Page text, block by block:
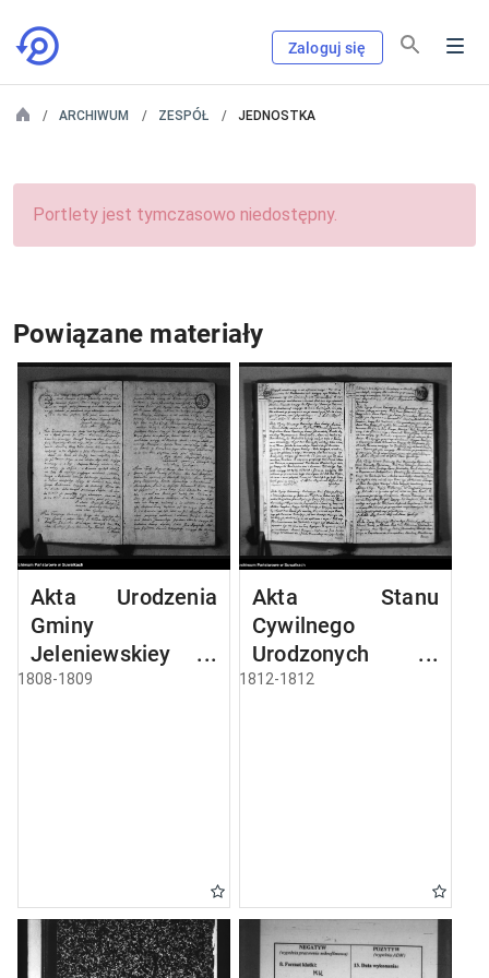
Zaloguj się
ARCHIWUM ZESPÓŁ JEDNOSTKA
Portlety jest tymczasowo niedostępny.
Powiązane materiały
Akta Urodzenia
Gminy
Jeleniewskiey
Roku 1808
1808-1809
Akta Stanu
Cywilnego
Urodzonych w
Gminie Jeleniewo
1812-1812